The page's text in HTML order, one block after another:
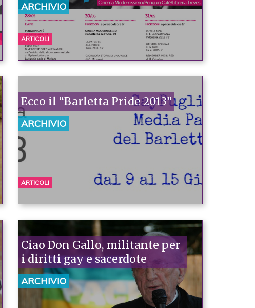
ARCHIVIO
ARTICOLI
Ecco il “Barletta Pride 2013”
ARCHIVIO
ARTICOLI
Ciao Don Gallo, militante per
i diritti gay e sacerdote
ARCHIVIO